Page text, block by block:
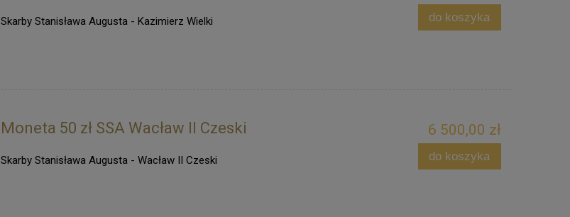
Skarby Stanisława Augusta - Kazimierz Wielki do koszyka
Moneta 50 zł SSA Wacław II Czeski
Skarby Stanisława Augusta - Wacław II Czeski
6 500,00 zł
do koszyka